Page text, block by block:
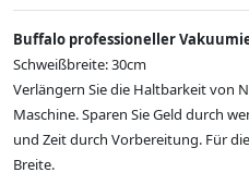
Buffalo professioneller
Schweißbreite: 30cm
Verlängern Sie die Haltbarkeit von
Maschine. Sparen Sie Geld durch
und Zeit durch Vorbereitung. Für
Breite.